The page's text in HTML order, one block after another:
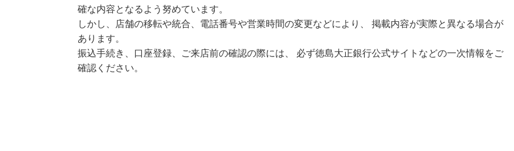
確な内容となるよう努めています。
しかし、店舗の移転や統合、電話番号や営業時間の変更などにより、 掲載内容が実際と異なる場合が
あります。
振込手続き、口座登録、ご来店前の確認の際には、 必ず徳島大正銀行公式サイトなどの一次情報をご
確認ください。